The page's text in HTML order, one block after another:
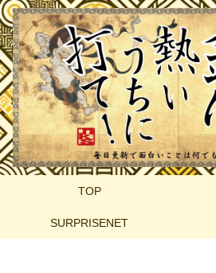
TOP
SURPRISENET